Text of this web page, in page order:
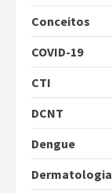
Conceitos
COVID-19
CTI
DCNT
Dengue
Dermatologia